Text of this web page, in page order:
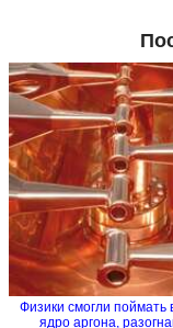
Физики смогли поймать
ядро аргона,